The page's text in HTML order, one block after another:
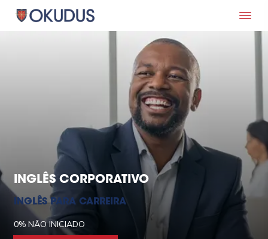
INGLÊS CORPORATIVO
INGLÊS PARA CARREIRA
0% NÃO INICIADO